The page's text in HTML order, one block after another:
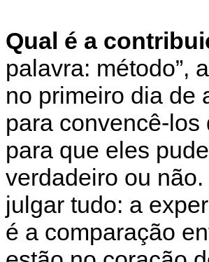
Qual é a
palavra: método”,
no primeiro dia de
para convencê-
para que eles
verdadeiro ou
julgar tudo: a
é a comparação